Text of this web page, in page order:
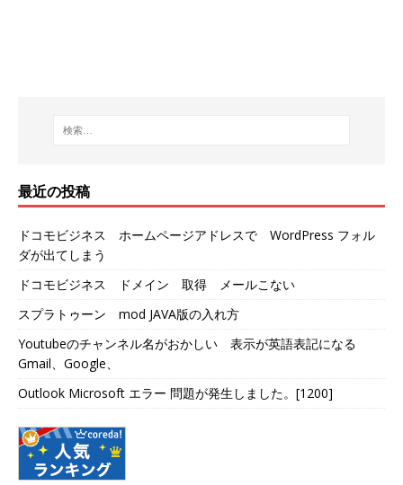
最近の投稿
ドコモビジネス ホームページアドレスで WordPress フォル
ダが出てしまう
ドコモビジネス ドメイン 取得 メールこない
スプラトゥーン mod JAVA版の入れ方
Youtubeのチャンネル名がおかしい 表示が英語表記になる
Gmail、Google、
Outlook Microsoft エラー 問題が発生しました。[1200]